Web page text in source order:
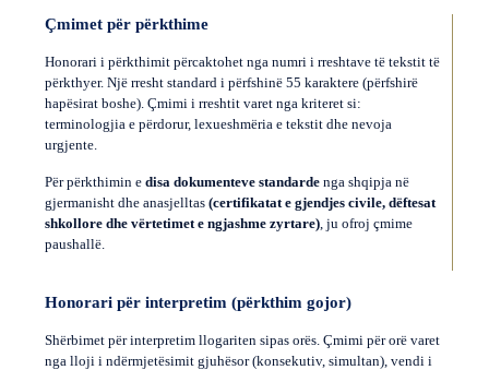
Çmimet për përkthime
Honorari i përkthimit përcaktohet nga numri i rreshtave të tekstit të
përkthyer. Një rresht standard i përfshinë 55 karaktere (përfshirë
hapësirat boshe). Çmimi i rreshtit varet nga kriteret si:
terminologjia e përdorur, lexueshmëria e tekstit dhe nevoja
urgjente.
Për përkthimin e disa dokumenteve standardenga shqipja në
gjermanisht dhe anasjelltas (certifikatat e gjendjes civile, dëftesat
shkollore dhe vërtetimet e ngjashme zyrtare), ju ofroj çmime
paushallë.
Honorari për interpretim (përkthim gojor)
Shërbimet për interpretim llogariten sipas orës. Çmimi për orë varet
nga lloji i ndërmjetësimit gjuhësor (konsekutiv, simultan), vendi i